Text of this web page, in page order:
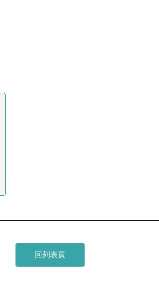
回列表頁